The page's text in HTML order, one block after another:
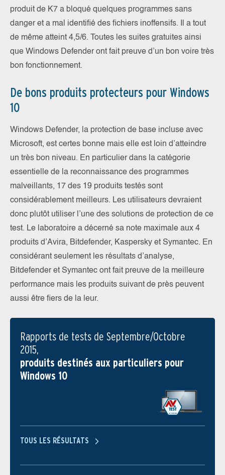
produit de K7 a bloqué quelques programmes sans
danger et a mal identifié des fichiers inoffensifs. Il a tout
de même atteint 4,5/6. Toutes les suites gratuites ainsi
que Windows Defender ont fait preuve d’un bon voire très
bon fonctionnement.
De bons produits protecteurs pour Windows
10
Windows Defender, la protection de base incluse avec
Microsoft, est certes bonne mais elle est loin d’atteindre
un très bon niveau. En particulier dans la catégorie
essentielle de la reconnaissance des programmes
malveillants, 17 des 19 produits testés sont
considérablement meilleurs. Les utilisateurs devraient
donc plutôt utiliser l’une des solutions de protection de ce
test. Le laboratoire a décerné sa note maximale aux 4
produits d’Avira, Bitdefender, Kaspersky et Symantec. En
considérant seulement les résultats d’analyse,
Bitdefender et Symantec ont fait preuve de la meilleure
performance mais les produits suivant de près peuvent
aussi être fiers de la leur.
Rapports de tests de Septembre/Octobre
2015,
produits destinés aux particuliers pour
Windows 10
TOUS LES RÉSULTATS